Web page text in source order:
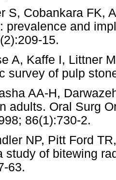
S, Cobankara FK,
prevalence and
15.
A, Kaffe I, Littner
survey of pulp
AA-H,
adults. Oral Surg
86(1):730-2.
NP, Pitt Ford
study of bitewing
63.